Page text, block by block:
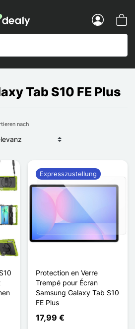
- Hüllen und Zubehör für
Tab S10 FE Plus
nach
Protection en Verre
Trempé pour Écran
Samsung Galaxy Tab S10
FE Plus
17,99 €
Expresszustellung